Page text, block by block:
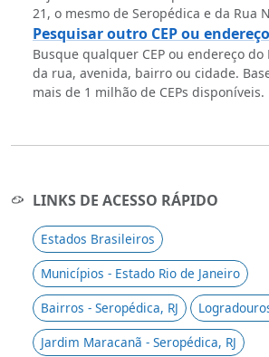
21, o mesmo de Seropédica e da Rua
Pesquisar outro CEP ou endereço
Busque qualquer CEP ou endereço
da rua, avenida, bairro ou cidade.
mais de 1 milhão de CEPs disponíveis.
LINKS DE ACESSO RÁPIDO
Estados Brasileiros
Municípios - Estado Rio de Janeiro
Bairros - Seropédica, RJ
Jardim Maracanã - Seropédica, RJ